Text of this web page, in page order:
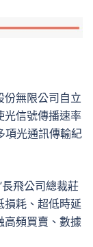
份無限公司自立
光信號傳播速率
項光通訊傳輸紀
飛公司總裁莊
損耗、超低時延
高頻買賣、數據